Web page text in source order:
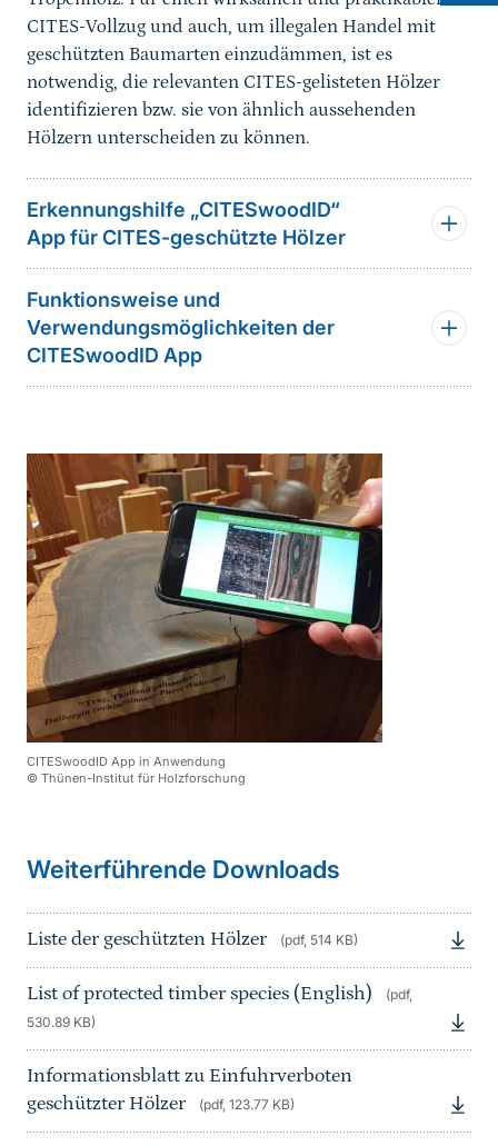
CITES-Vollzug und auch, um illegalen Handel mit
geschützten Baumarten einzudämmen, ist es
notwendig, die relevanten CITES-gelisteten Hölzer
identifizieren bzw. sie von ähnlich aussehenden
Hölzern unterscheiden zu können.
Erkennungshilfe „CITESwoodID“
App für CITES-geschützte Hölzer
Funktionsweise und
Verwendungsmöglichkeiten der
CITESwoodID App
CITESwoodID App in Anwendung
© Thünen-Institut für Holzforschung
Weiterführende Downloads
Liste der geschützten Hölzer (pdf, 514 KB)
List of protected timber species (English)
(pdf,
530.89 KB)
Informationsblatt zu Einfuhrverboten
geschützter Hölzer
(pdf, 123.77 KB)